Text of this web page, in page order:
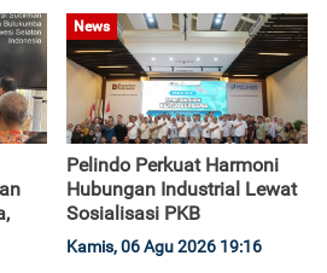
News
Pelindo Perkuat Harmoni
Hubungan Industrial Lewat
Sosialisasi PKB
Kamis, 06 Agu 2026 19:16